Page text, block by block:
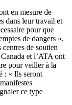
en mesure de
dans leur travail et
pour que
de dangers »,
de soutien
et l’ATA ont
pour veiller à la
: « Ils seront
ce type